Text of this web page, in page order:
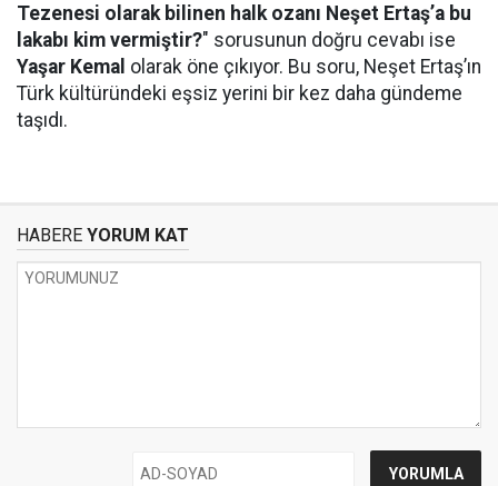
Tezenesi olarak bilinen halk ozanı Neşet Ertaş’a bu
lakabı kim vermiştir?" sorusunun doğru cevabı ise
Yaşar Kemal olarak öne çıkıyor. Bu soru, Neşet Ertaş’ın
Türk kültüründeki eşsiz yerini bir kez daha gündeme
taşıdı.
HABERE YORUM KAT